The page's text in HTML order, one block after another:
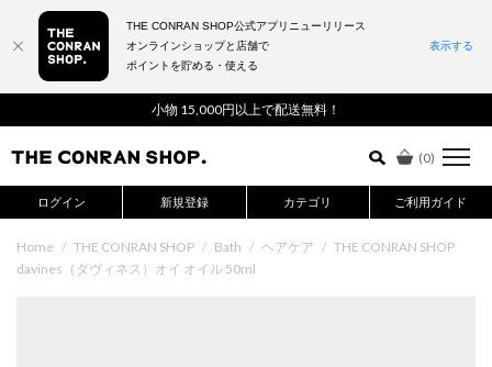
小物 15,000円以上で配送無料！
(0)
ログイン 新規登録 カテゴリ ご利用ガイド
詳細検索はこちら
Home / THE CONRAN SHOP / Bath / ヘアケア / THE CONRAN SHOP
davines（ダヴィネス）オイ オイル 50ml
THE CONRAN SHOP公式アプリニューリリース
オンラインショップと店舗で
ポイントを貯める・使える
表示する